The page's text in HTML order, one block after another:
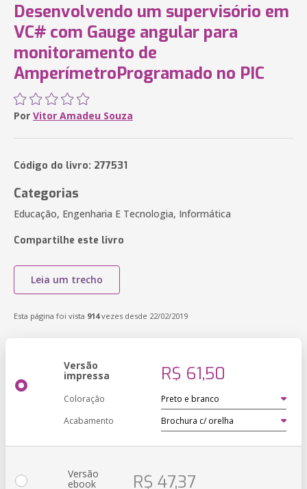
Desenvolvendo um supervisório em
VC# com Gauge angular para
monitoramento de
AmperímetroProgramado no PIC
Por Vitor Amadeu Souza
Código do livro: 277531
Categorias
Educação, Engenharia E Tecnologia, Informática
Compartilhe este livro
Leia um trecho
Esta página foi vista 914vezes desde 22/02/2019
Versão
impressa R$ 61,50
Coloração
Acabamento
Versão
ebook R$ 47,37